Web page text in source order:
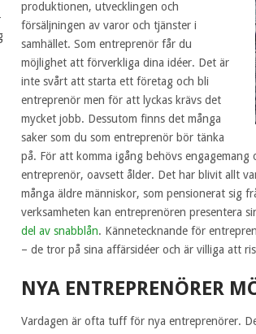
produktionen, utvecklingen och
försäljningen av varor och tjänster i
samhället. Som entreprenör får du
möjlighet att förverkliga dina idéer. Det är
inte svårt att starta ett företag och bli
entreprenör men för att lyckas krävs det
mycket jobb. Dessutom finns det många
saker som du som entreprenör bör tänka
på. För att komma igång behövs engagemang
entreprenör, oavsett ålder. Det har blivit allt
många äldre människor, som pensionerat sig
verksamheten kan entreprenören presentera
del av snabblån. Kännetecknande för
– de tror på sina affärsidéer och är villiga att
NYA ENTREPRENÖRER
Vardagen är ofta tuff för nya entreprenörer.